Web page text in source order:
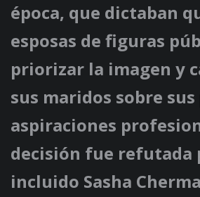
época, que dictaban
esposas de figuras
priorizar la imagen y
sus maridos sobre
aspiraciones
decisión fue refutada
incluido Sasha